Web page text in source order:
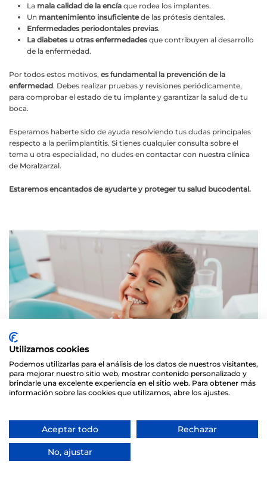
La mala calidad de la encía que rodea los implantes.
Un mantenimiento insuficientede las prótesis dentales.
Enfermedades periodontales previas.
La diabetes u otras enfermedades que contribuyen al desarrollo
de la enfermedad.
Por todos estos motivos, es fundamental la prevención de la
enfermedad. Debes realizar pruebas y revisiones periódicamente,
para comprobar el estado de tu implante y garantizar la salud de tu
boca.
Esperamos haberte sido de ayuda resolviendo tus dudas principales
respecto a la periimplantitis. Si tienes cualquier consulta sobre el
tema u otra especialidad, no dudes en contactar con nuestra clínica
de Moralzarzal.
Estaremos encantados de ayudarte y proteger tu salud bucodental.
Qué es la
Odontopediatría y por
Utilizamos cookies
Podemos utilizarlas para el análisis de los datos de nuestros visitantes,
para mejorar nuestro sitio web, mostrar contenido personalizado y
brindarle una excelente experiencia en el sitio web. Para obtener más
información sobre las cookies que utilizamos, abre los ajustes.
Aceptar todo Rechazar
No, ajustar